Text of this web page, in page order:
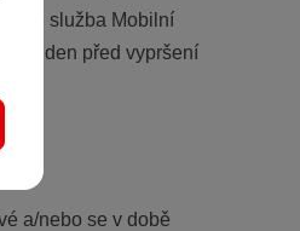
je služba Mobilní
a 1 den před vypršení
a/nebo se v době